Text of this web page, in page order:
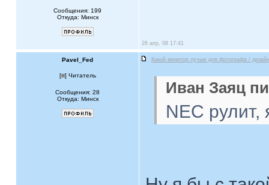
Сообщения: 199
Откуда: Минск
26 апр, 08 17:41
Pavel_Fed Какой монитор лучше для фотографа /
[ ] Читатель
Сообщения: 28
Откуда: Минск
Иван Заяц
NEC рулит,